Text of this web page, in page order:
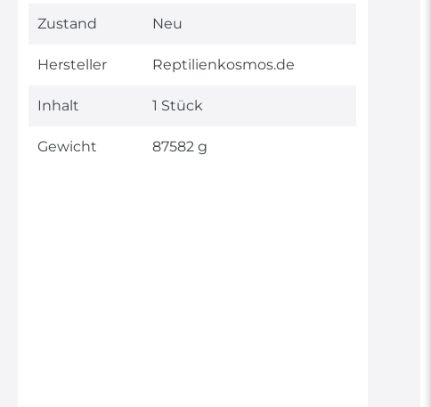
Technisches
Wert
Zustand Neu
Hersteller Reptilienkosmos.de
Inhalt 1 Stück
Gewicht 87582 g